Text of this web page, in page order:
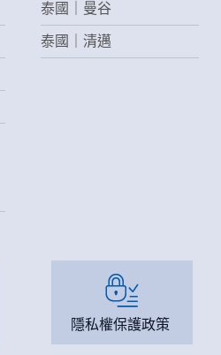
泰國｜曼谷
泰國｜清邁
隱私權保護政策